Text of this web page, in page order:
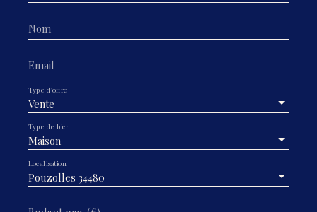
Nom
Email
Vente
Type d'offre
Maison
Type de bien
Pouzolles 34480
Localisation